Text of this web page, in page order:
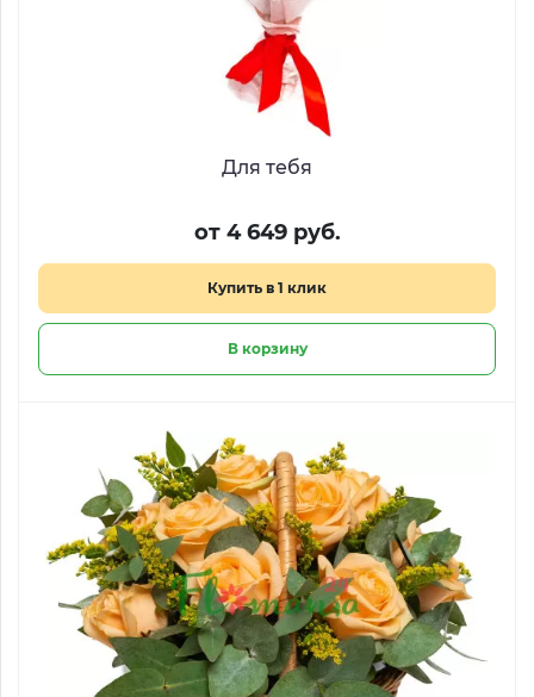
Для тебя
от 4 649 руб.
Купить в 1 клик
В корзину